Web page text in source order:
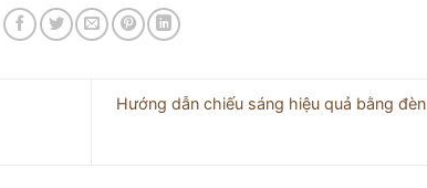
Hướng dẫn chiếu sáng hiệu quả bằng